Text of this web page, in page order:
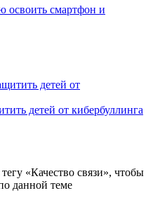
освоить смартфон и
детей от кибербуллинга
«Качество связи», чтобы
данной теме